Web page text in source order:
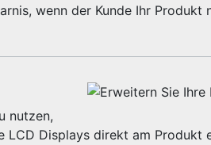
wenn der Kunde Ihr Produkt
nutzen,
Displays direkt am Produkt